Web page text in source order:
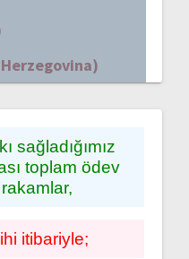
sağladığımız
toplam ödev
itibariyle;